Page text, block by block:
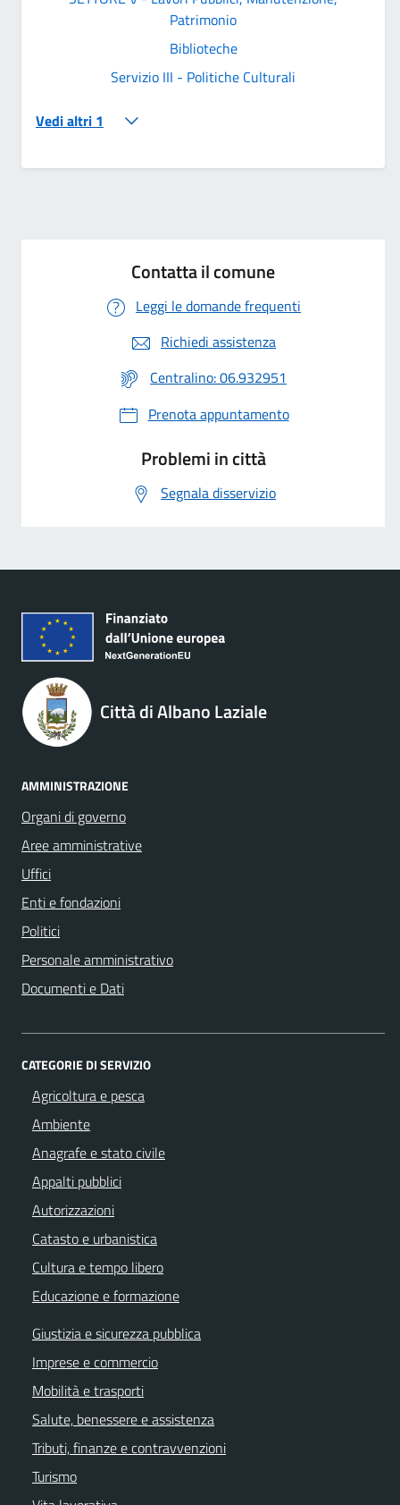
Patrimonio
Biblioteche
Servizio III - Politiche Culturali
Vedi altri 1
Contatta il comune
Leggi le domande frequenti
Richiedi assistenza
Centralino: 06.932951
Prenota appuntamento
Problemi in città
Segnala disservizio
Città di Albano Laziale
AMMINISTRAZIONE
Organi di governo
Aree amministrative
Uffici
Enti e fondazioni
Politici
Personale amministrativo
Documenti e Dati
CATEGORIE DI SERVIZIO
Agricoltura e pesca
Ambiente
Anagrafe e stato civile
Appalti pubblici
Autorizzazioni
Catasto e urbanistica
Cultura e tempo libero
Educazione e formazione
Giustizia e sicurezza pubblica
Imprese e commercio
Mobilità e trasporti
Salute, benessere e assistenza
Tributi, finanze e contravvenzioni
Turismo